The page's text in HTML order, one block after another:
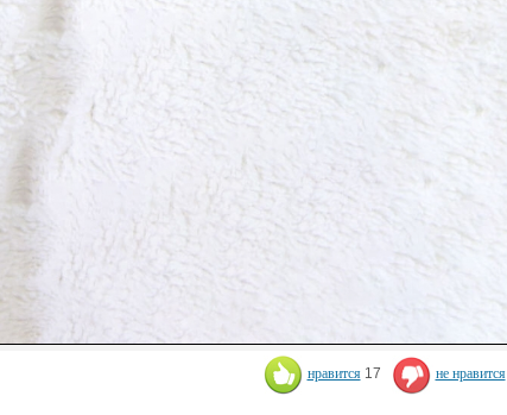
нравится 17 не нравится